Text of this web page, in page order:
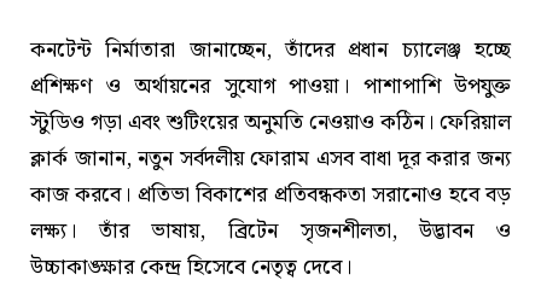
কনটেন্ট নির্মাতারা জানাচ্ছেন, তাঁদের প্রধান চ্যালেঞ্জ হচ্ছে
প্রশিক্ষণ ও অর্থায়নের সুযোগ পাওয়া। পাশাপাশি উপযুক্ত
স্টুডিও গড়া এবং শুটিংয়ের অনুমতি নেওয়াও কঠিন। ফেরিয়াল
ক্লার্ক জানান, নতুন সর্বদলীয় ফোরাম এসব বাধা দূর করার জন্য
কাজ করবে। প্রতিভা বিকাশের প্রতিবন্ধকতা সরানোও হবে বড়
লক্ষ্য। তাঁর ভাষায়, ব্রিটেন সৃজনশীলতা, উদ্ভাবন ও
উচ্চাকাঙ্ক্ষার কেন্দ্র হিসেবে নেতৃত্ব দেবে।